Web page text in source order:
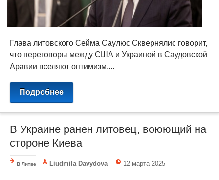
Глава литовского Сейма Саулюс Сквернялис говорит,
что переговоры между США и Украиной в Саудовской
Аравии вселяют оптимизм....
Подробнее
В Украине ранен литовец, воюющий на
стороне Киева
В Литве Liudmila Davydova 12 марта 2025